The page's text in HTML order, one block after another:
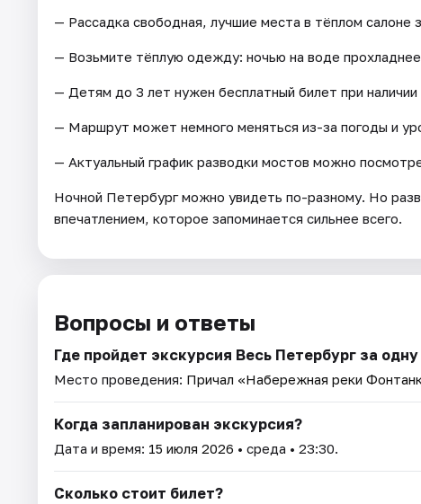
— Рассадка свободная, лучшие места в тёплом салоне
— Возьмите тёплую одежду: ночью на воде
— Детям до 3 лет нужен бесплатный билет при наличии
— Маршрут может немного меняться из-за погоды и
— Актуальный график разводки мостов можно
Ночной Петербург можно увидеть по-разному. Но
впечатлением, которое запоминается сильнее всего.
Вопросы и ответы
Где пройдет экскурсия Весь Петербург за
Место проведения: Причал «Набережная реки
Когда запланирован экскурсия?
Дата и время: 15 июля 2026 • среда • 23:30.
Сколько стоит билет?